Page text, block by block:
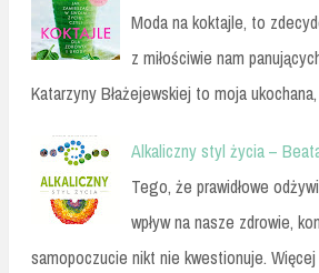
Moda na koktajle, to
z miłościwie nam
Katarzyny Błażejewskiej to moja
Alkaliczny styl życia –
Tego, że prawidłowe
wpływ na nasze zdrowie,
samopoczucie nikt nie kwestionuje.